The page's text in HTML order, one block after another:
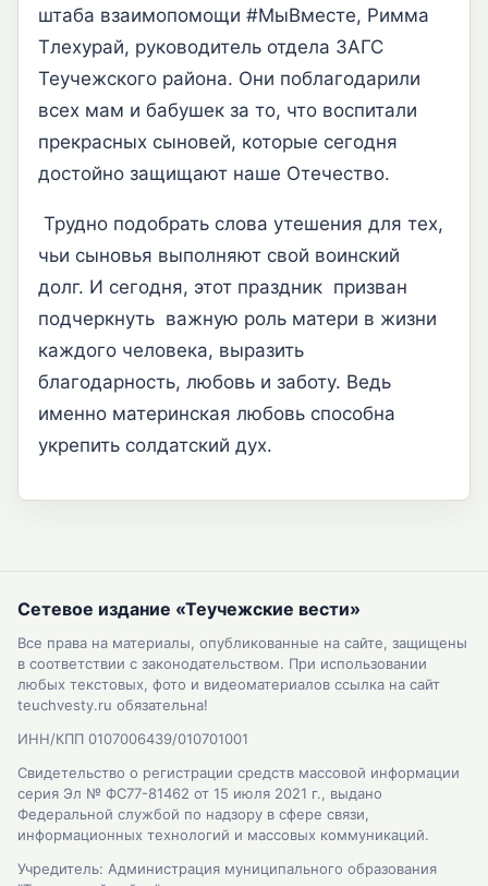
штаба взаимопомощи #МыВместе, Римма
Тлехурай, руководитель отдела ЗАГС
Теучежского района. Они поблагодарили
всех мам и бабушек за то, что воспитали
прекрасных сыновей, которые сегодня
достойно защищают наше Отечество.
Трудно подобрать слова утешения для тех,
чьи сыновья выполняют свой воинский
долг. И сегодня, этот праздник призван
подчеркнуть важную роль матери в жизни
каждого человека, выразить
благодарность, любовь и заботу. Ведь
именно материнская любовь способна
укрепить солдатский дух.
Сетевое издание «Теучежские вести»
Все права на материалы, опубликованные на сайте, защищены
в соответствии с законодательством. При использовании
любых текстовых, фото и видеоматериалов ссылка на сайт
teuchvesty.ru обязательна!
ИНН/КПП 0107006439/010701001
Свидетельство о регистрации средств массовой информации
серия Эл № ФС77-81462 от 15 июля 2021 г., выдано
Федеральной службой по надзору в сфере связи,
информационных технологий и массовых коммуникаций.
Учредитель: Администрация муниципального образования